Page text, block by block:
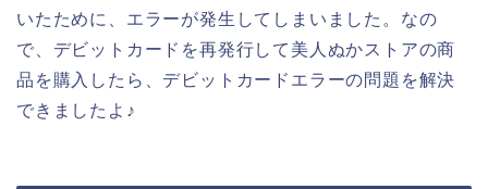
いたために、エラーが発生してしまいました。なの
で、デビットカードを再発行して美人ぬかストアの商
品を購入したら、デビットカードエラーの問題を解決
できましたよ♪